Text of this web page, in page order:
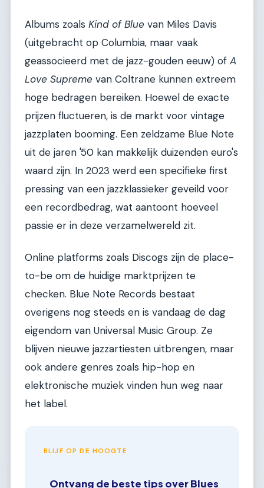
Albums zoals Kind of Blue van Miles Davis
(uitgebracht op Columbia, maar vaak
geassocieerd met de jazz-gouden eeuw) of A
Love Supreme van Coltrane kunnen extreem
hoge bedragen bereiken. Hoewel de exacte
prijzen fluctueren, is de markt voor vintage
jazzplaten booming. Een zeldzame Blue Note
uit de jaren '50 kan makkelijk duizenden euro's
waard zijn. In 2023 werd een specifieke first
pressing van een jazzklassieker geveild voor
een recordbedrag, wat aantoont hoeveel
passie er in deze verzamelwereld zit.
Online platforms zoals Discogs zijn de place-
to-be om de huidige marktprijzen te
checken. Blue Note Records bestaat
overigens nog steeds en is vandaag de dag
eigendom van Universal Music Group. Ze
blijven nieuwe jazzartiesten uitbrengen, maar
ook andere genres zoals hip-hop en
elektronische muziek vinden hun weg naar
het label.
BLIJF OP DE HOOGTE
Ontvang de beste tips over Blues